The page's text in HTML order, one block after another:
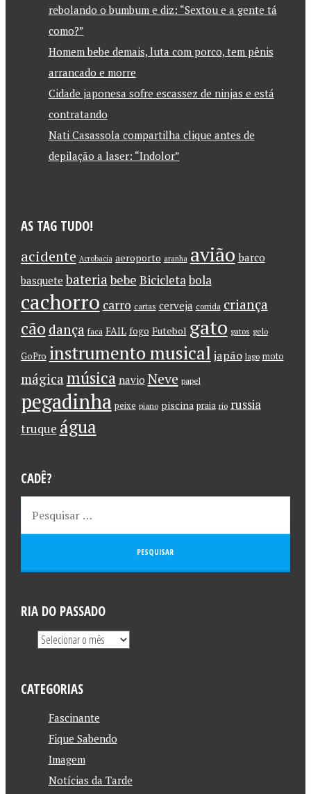
rebolando o bumbum e diz: “Sextou e a gente tá
como?”
Homem bebe demais, luta com porco, tem pênis
arrancado e morre
Cidade japonesa sofre escassez de ninjas e está
contratando
Nati Casassola compartilha clique antes de
depilação a laser: “Indolor”
AS TAG TUDO!
acidente Acrobacia aeroporto aranha avião barco
basquete bateriabebe Bicicletabola
cachorro carro cartas cerveja corrida criança
cão dança faca FAIL fogo Futebol gato gatos gelo
GoPro instrumento musical japão lago moto
mágica música navio Neve papel
pegadinha peixe piano piscina praia rio russia
truque água
CADÊ?
RIA DO PASSADO
CATEGORIAS
Fascinante
Fique Sabendo
Imagem
Notícias da Tarde